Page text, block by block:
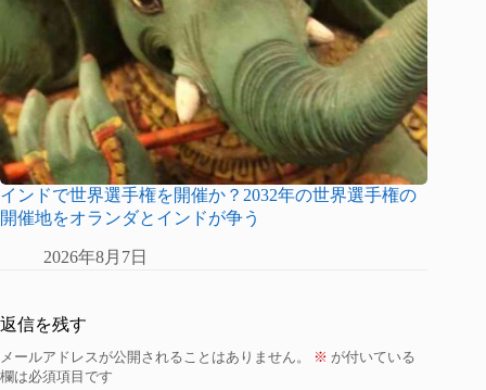
インドで世界選手権を開催か？2032年の世界選手権の
開催地をオランダとインドが争う
2026年8月7日
返信を残す
メールアドレスが公開されることはありません。 ※ が付いている
欄は必須項目です